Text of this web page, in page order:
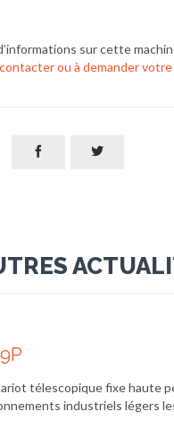
sur cette
ou à demander votre
 
télescopique fixe haute
industriels légers